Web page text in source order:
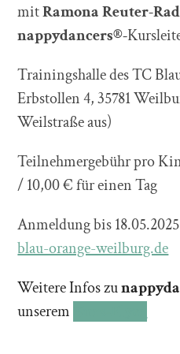
mitRamona Reuter-
nappydancers®-
Trainingshalle des TC
Erbstollen 4, 35781
Weilstraße aus)
Teilnehmergebühr pro
/ 10,00 € für einen Tag
Anmeldung bis
blau-orange-weilburg.de
Weitere Infos zu
unserem